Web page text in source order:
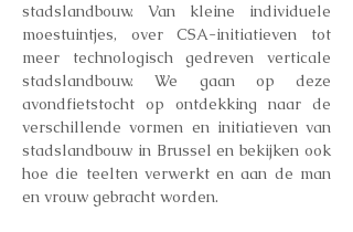
stadslandbouw. Van kleine individuele
moestuintjes, over CSA-initiatieven tot
meer technologisch gedreven verticale
stadslandbouw. We gaan op deze
avondfietstocht op ontdekking naar de
verschillende vormen en initiatieven van
stadslandbouw in Brussel en bekijken ook
hoe die teelten verwerkt en aan de man
en vrouw gebracht worden.